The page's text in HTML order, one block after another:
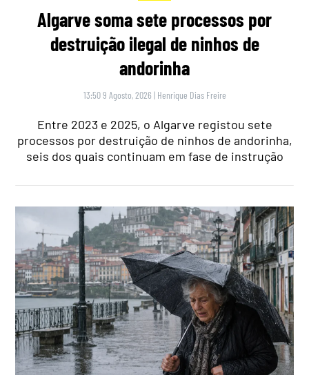
Algarve soma sete processos por
destruição ilegal de ninhos de
andorinha
13:50 9 Agosto, 2026 | Henrique Dias Freire
Entre 2023 e 2025, o Algarve registou sete
processos por destruição de ninhos de andorinha,
seis dos quais continuam em fase de instrução